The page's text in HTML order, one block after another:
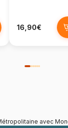
16,90€
avec